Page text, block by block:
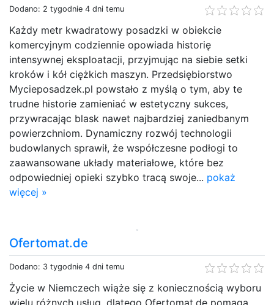
Dodano: 2 tygodnie 4 dni temu
Każdy metr kwadratowy posadzki w obiekcie
komercyjnym codziennie opowiada historię
intensywnej eksploatacji, przyjmując na siebie setki
kroków i kół ciężkich maszyn. Przedsiębiorstwo
Mycieposadzek.pl powstało z myślą o tym, aby te
trudne historie zamieniać w estetyczny sukces,
przywracając blask nawet najbardziej zaniedbanym
powierzchniom. Dynamiczny rozwój technologii
budowlanych sprawił, że współczesne podłogi to
zaawansowane układy materiałowe, które bez
odpowiedniej opieki szybko tracą swoje... pokaż
więcej »
Ofertomat.de
Dodano: 3 tygodnie 4 dni temu
Życie w Niemczech wiąże się z koniecznością wyboru
wielu różnych usług, dlatego Ofertomat.de pomaga